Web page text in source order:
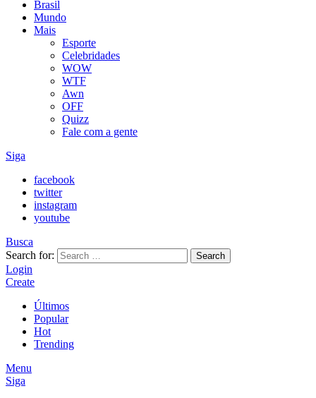
Brasil
Mundo
Mais
Esporte
Celebridades
WOW
WTF
Awn
OFF
Quizz
Fale com a gente
Siga
facebook
twitter
instagram
youtube
Busca
Search for:
Search
Login
Create
Últimos
Popular
Hot
Trending
Menu
Siga